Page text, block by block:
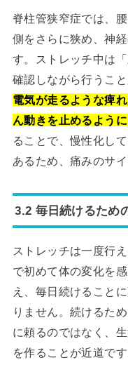
脊柱管狭窄症では、
側をさらに狭め、神
す。ストレッチ中は
確認しながら行うこと
電気が走るような痺
ん動きを止めるように
ることで、慢性化し
あるため、痛みのサ
3.2 毎日続けるため
ストレッチは一度行
で初めて体の変化を
え、毎日続けること
りません。続けるた
に頼るのではなく、
を作ることが近道です